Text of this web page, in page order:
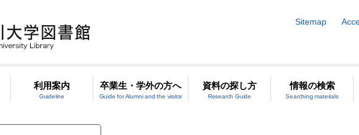
Sitemap
利用案内
Guideline
卒業生・学外の方へ
Guide for Alumni and the visitor
資料の探し方
Research Guide
情報の検索
Searching materials